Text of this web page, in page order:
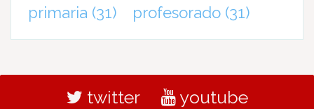
primaria (31) profesorado (31)
twitter youtube